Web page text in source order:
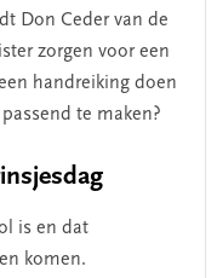
Don Ceder van de
zorgen voor een
handreiking doen
te maken?
is en dat
komen.